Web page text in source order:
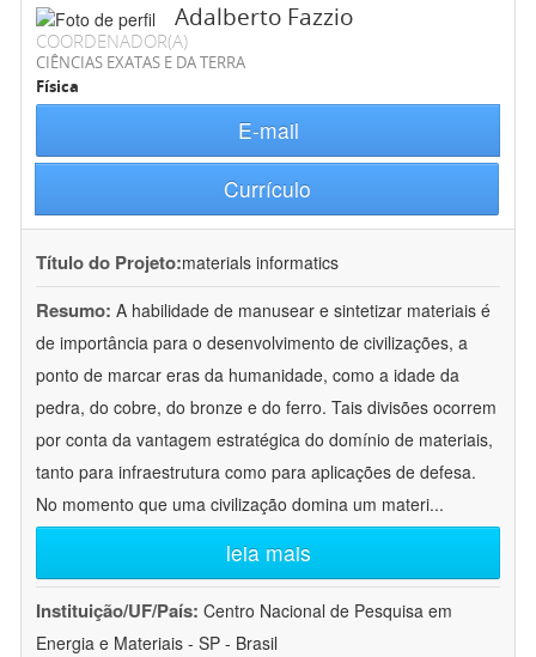
Adalberto Fazzio
COORDENADOR(A)
CIÊNCIAS EXATAS E DA TERRA
Física
E-mail
Currículo
Título do Projeto:materials informatics
Resumo: A habilidade de manusear e sintetizar materiais é
de importância para o desenvolvimento de civilizações, a
ponto de marcar eras da humanidade, como a idade da
pedra, do cobre, do bronze e do ferro. Tais divisões ocorrem
por conta da vantagem estratégica do domínio de materiais,
tanto para infraestrutura como para aplicações de defesa.
No momento que uma civilização domina um materi...
leia mais
Instituição/UF/País: Centro Nacional de Pesquisa em
Energia e Materiais - SP - Brasil